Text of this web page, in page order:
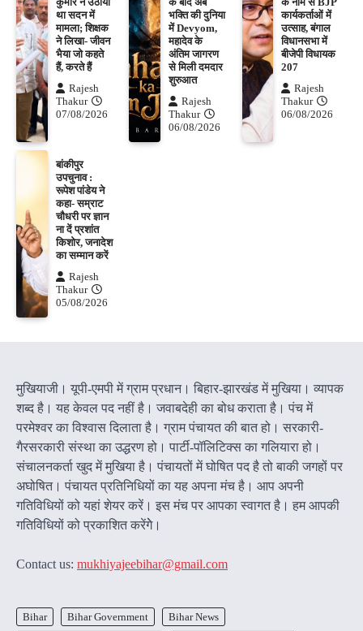
था सदन में
मामला; शिक्षक
ने लिखा- जीवन
भैया जो कहते
हैं, करते हैं
Rajesh
Thakur
07/08/2026
भक्ति की दुनिया
में Devyom,
महादेव के
अंतिम जागरण
से मिली दमदार
शुरुआत
Rajesh
Thakur
06/08/2026
कार्यकर्ताओं में
उत्साह, बंगाल
विधानसभा में
बीजेपी विधायक
207
Rajesh
Thakur
06/08/2026
बांकीपुर
उपचुनाव :
रूपेश पांडेय ने
कहा- सम्राट
चौधरी पर ज्ञान
ना दें प्रशांत
किशोर, जनादेश
का सम्मान करें
Rajesh
Thakur
05/08/2026
मुखियाजी। यूपी-एमपी में ग्राम प्रधान। बिहार-झारखंड में मुखिया। व्यापक
शब्द है। यह केवल पद नहीं है। जवाबदेही का बोध कराता है। पंच में
परमेश्वर का विश्वास दिलाता है। ग्राम पंचायत की बात हो। सरकारी-
गैरसरकारी संस्था का उद्धरण हो। पार्टी-पॉलिटिक्स का गलियारा हो।
संचालनकर्ता खुद में मुखिया है। पंचायतों में घोषित पद है तो बाकी जगहों पर
अघोषित। पंचायत प्रतिनिधियों का यह अपना मंच है। आप अपनी
गतिविधियों को यहां शेयर करें। इस मंच पर आपका स्वागत है। हम आपकी
गतिविधियों को प्रकाशित करेंगेे।
Contact us: mukhiyajeebihar@gmail.com
Bihar Bihar Government
Bihar News